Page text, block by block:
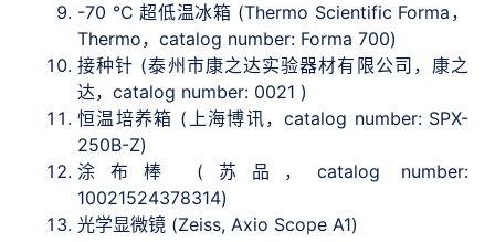
-70 °C 超低温冰箱 (Thermo Scientific Forma，
Thermo，catalog number: Forma 700)
接种针 (泰州市康之达实验器材有限公司，康之
达，catalog number: 0021 )
恒温培养箱 (上海博讯，catalog number: SPX-
250B-Z)
涂布棒 (苏品，catalog number:
10021524378314)
光学显微镜 (Zeiss, Axio Scope A1)